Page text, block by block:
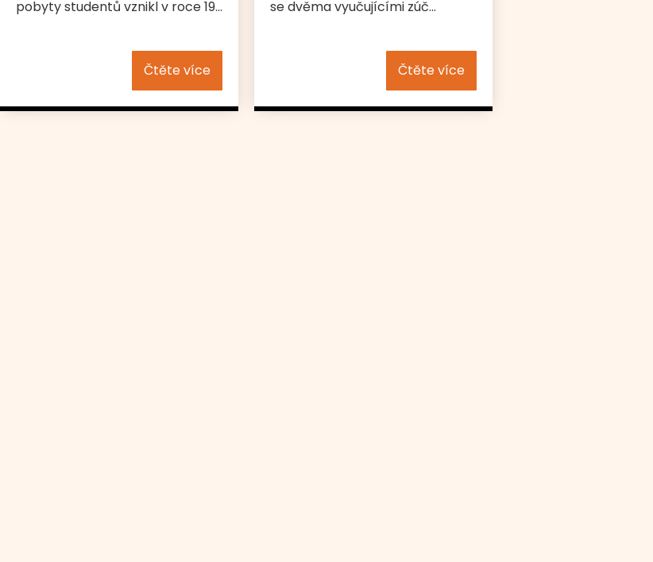
pobyty studentů vznikl v roce 19...
Čtěte více
se dvěma vyučujícími zúč...
Čtěte více